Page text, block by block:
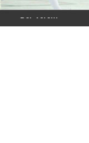
Der Verein